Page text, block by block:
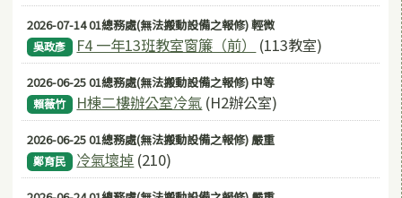
2026-07-14 01總務處(無法搬動設備之報修) 輕微
吳政彥 F4 一年13班教室窗簾（前） (113教室)
2026-06-25 01總務處(無法搬動設備之報修) 中等
賴薇竹 H棟二樓辦公室冷氣 (H2辦公室)
2026-06-25 01總務處(無法搬動設備之報修) 嚴重
鄭育民 冷氣壞掉 (210)